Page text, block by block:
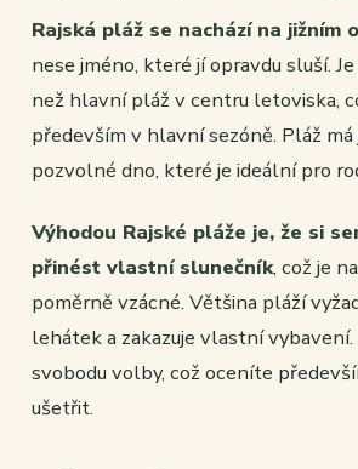
Rajská pláž se nachází na jižním
nese jméno, které jí opravdu sluší.
než hlavní pláž v centru letoviska,
především v hlavní sezóně. Pláž
pozvolné dno, které je ideální pro
Výhodou Rajské pláže je, že si
přinést vlastní slunečník, což je
poměrně vzácné. Většina pláží
lehátek a zakazuje vlastní
svobodu volby, což oceníte
ušetřit.